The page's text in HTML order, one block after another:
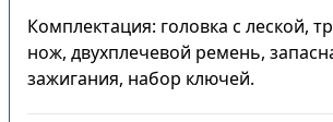
Комплектация: головка с леской,
нож, двухплечевой ремень,
зажигания, набор ключей.